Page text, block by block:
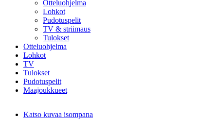
Otteluohjelma
Lohkot
Pudotuspelit
TV & striimaus
Tulokset
Otteluohjelma
Lohkot
TV
Tulokset
Pudotuspelit
Maajoukkueet
Katso kuvaa isompana